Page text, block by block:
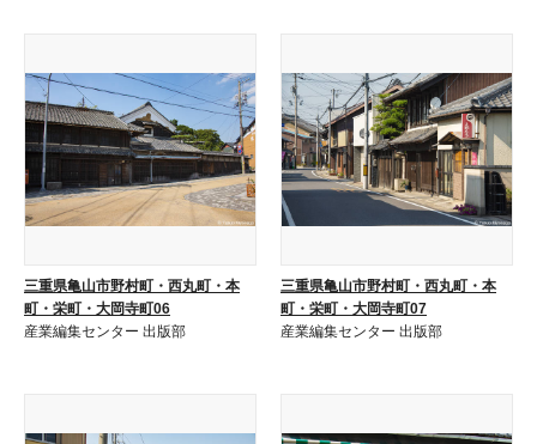
三重県亀山市野村町・西丸町・本
町・栄町・大岡寺町06
産業編集センター 出版部
三重県亀山市野村町・西丸町・本
町・栄町・大岡寺町07
産業編集センター 出版部